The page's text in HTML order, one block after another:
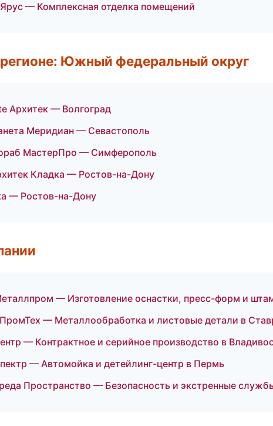
— Комплексная отделка помещений
Южный федеральный округ
Архитек — Волгоград
Меридиан — Севастополь
МастерПро — Симферополь
Кладка — Ростов-на-Дону
— Ростов-на-Дону
— Изготовление оснастки, пресс-форм и
— Металлообработка и листовые детали в
— Контрактное и серийное производство в
— Автомойка и детейлинг-центр в Пермь
Пространство — Безопасность и экстренные